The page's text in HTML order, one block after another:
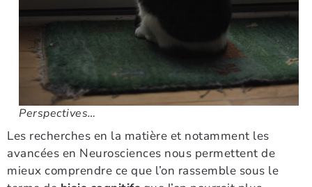
Perspectives…
Les recherches en la matière et notamment les
avancées en Neurosciences nous permettent de
mieux comprendre ce que l’on rassemble sous le